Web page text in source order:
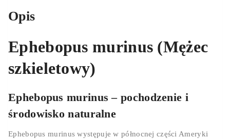
Opis
Ephebopus murinus (Mężec
szkieletowy)
Ephebopus murinus – pochodzenie i
środowisko naturalne
Ephebopus murinus występuje w północnej części Ameryki